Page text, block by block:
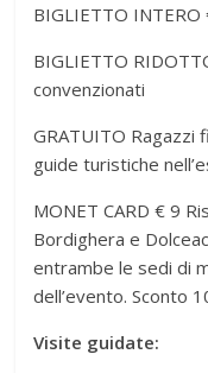
BIGLIETTO INTERO
BIGLIETTO
convenzionati
GRATUITO Ragazzi
guide turistiche
MONET CARD € 9
Bordighera e
entrambe le sedi di
dell’evento. Sconto
Visite guidate: